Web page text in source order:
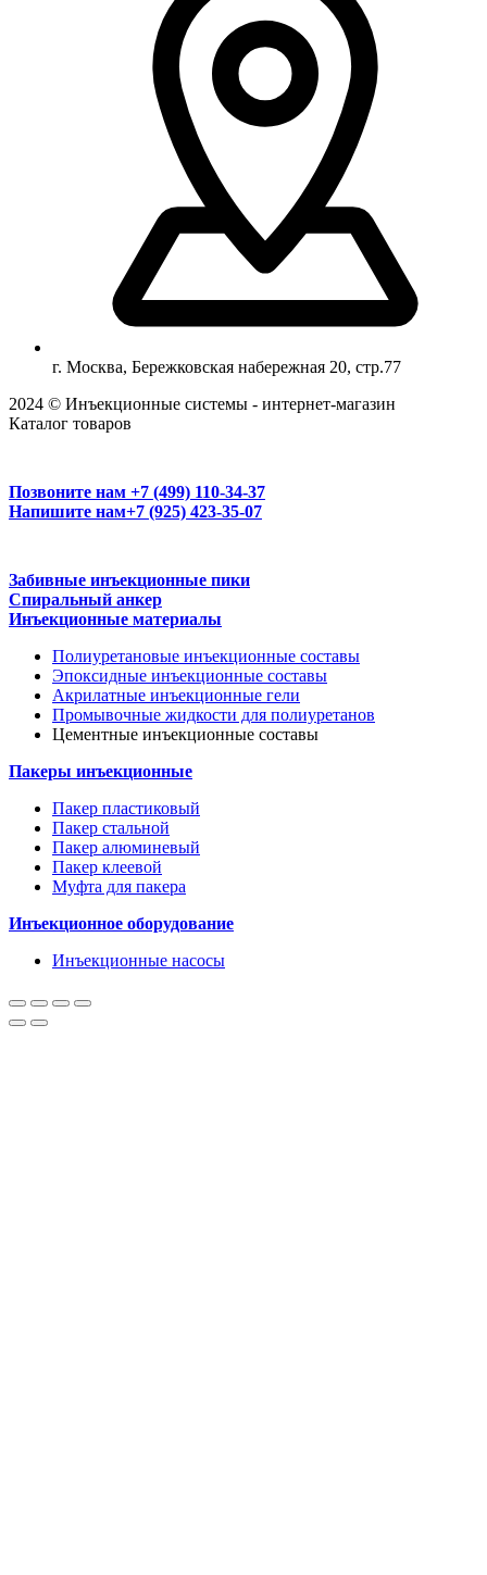
г. Москва, Бережковская набережная 20, стр.77
2024 © Инъекционные системы - интернет-магазин
Каталог товаров
Позвоните нам +7 (499) 110-34-37
Напишите нам+7 (925) 423-35-07
Забивные инъекционные пики
Спиральный анкер
Инъекционные материалы
Полиуретановые инъекционные составы
Эпоксидные инъекционные составы
Акрилатные инъекционные гели
Промывочные жидкости для полиуретанов
Цементные инъекционные составы
Пакеры инъекционные
Пакер пластиковый
Пакер стальной
Пакер алюминевый
Пакер клеевой
Муфта для пакера
Инъекционное оборудование
Инъекционные насосы